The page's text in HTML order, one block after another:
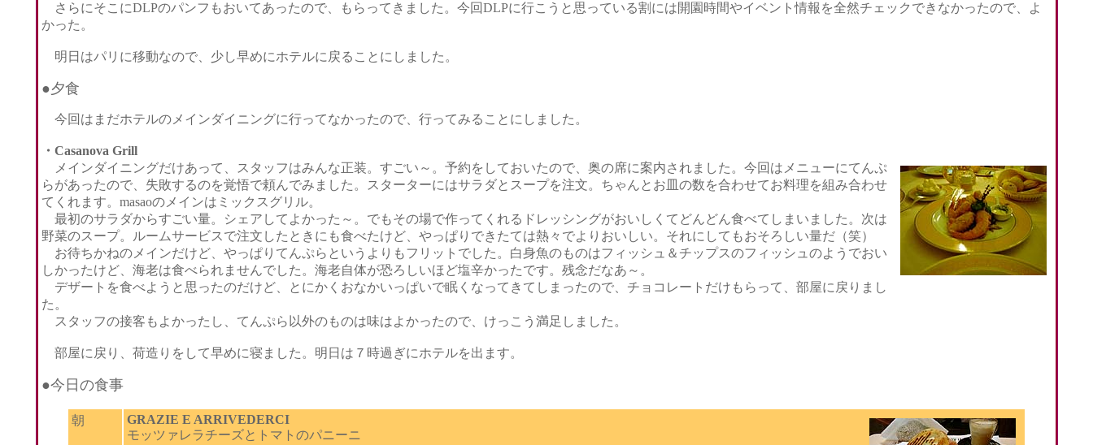
さらにそこにDLPのパンフもおいてあったので、もらってきました。今回DLPに行こうと思っている割には開園時間やイベント情報を全然チェックできなかったので、よ
かった。
明日はパリに移動なので、少し早めにホテルに戻ることにしました。
●夕食
今回はまだホテルのメインダイニングに行ってなかったので、行ってみることにしました。
・Casanova Grill
メインダイニングだけあって、スタッフはみんな正装。すごい～。予約をしておいたので、奥の席に案内されました。今回はメニューにてんぷ
らがあったので、失敗するのを覚悟で頼んでみました。スターターにはサラダとスープを注文。ちゃんとお皿の数を合わせてお料理を組み合わせ
てくれます。masaoのメインはミックスグリル。
最初のサラダからすごい量。シェアしてよかった～。でもその場で作ってくれるドレッシングがおいしくてどんどん食べてしまいました。次は
野菜のスープ。ルームサービスで注文したときにも食べたけど、やっぱりできたては熱々でよりおいしい。それにしてもおそろしい量だ（笑）
お待ちかねのメインだけど、やっぱりてんぷらというよりもフリットでした。白身魚のものはフィッシュ＆チップスのフィッシュのようでおい
しかったけど、海老は食べられませんでした。海老自体が恐ろしいほど塩辛かったです。残念だなあ～。
デザートを食べようと思ったのだけど、とにかくおなかいっぱいで眠くなってきてしまったので、チョコレートだけもらって、部屋に戻りまし
た。
スタッフの接客もよかったし、てんぷら以外のものは味はよかったので、けっこう満足しました。
部屋に戻り、荷造りをして早めに寝ました。明日は７時過ぎにホテルを出ます。
●今日の食事
朝
GRAZIE E ARRIVEDERCI
モッツァレラチーズとトマトのパニーニ